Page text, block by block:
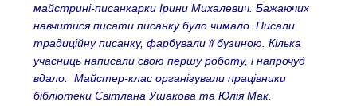
майстрині-писанкарки Ірини Михалевич. Бажаючих
навчитися писати писанку було чимало. Писали
традиційну писанку, фарбували її бузиною. Кілька
учасниць написали свою першу роботу, і напрочуд
вдало. Майстер-клас організували працівники
бібліотеки Світлана Ушакова та Юлія Мак.